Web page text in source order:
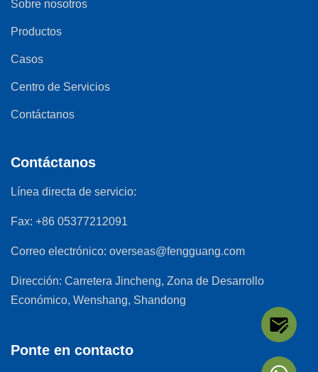
Sobre nosotros
Productos
Casos
Centro de Servicios
Contáctanos
Contáctanos
Línea directa de servicio:
Fax: +86 05377212091
Correo electrónico: overseas@fengguang.com
Dirección: Carretera Jincheng, Zona de Desarrollo
Económico, Wenshang, Shandong
Ponte en contacto